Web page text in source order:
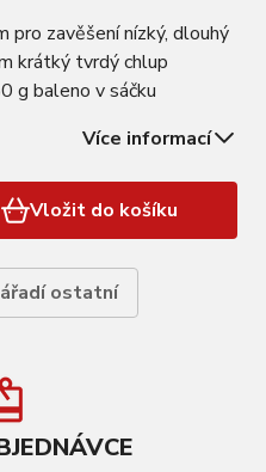
pro zavěšení nízký, dlouhý
krátký tvrdý chlup
g baleno v sáčku
Více informací
Vložit do košíku
ostatní